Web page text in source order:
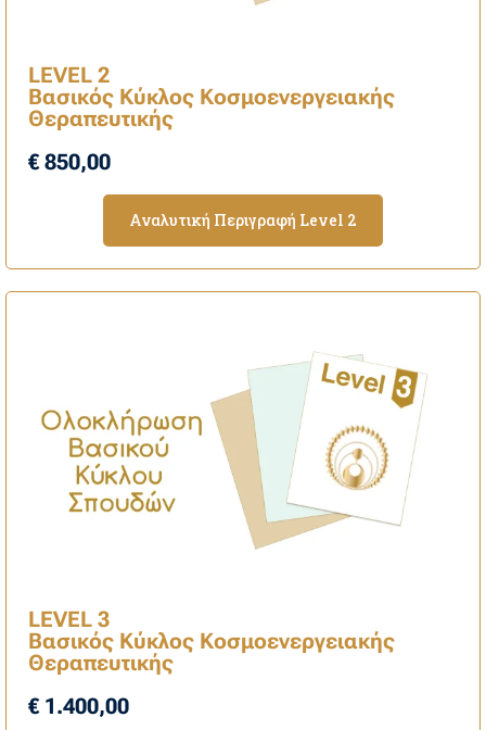
LEVEL 2
Βασικός Κύκλος Κοσμοενεργειακής
Θεραπευτικής
€ 850,00
Αναλυτική Περιγραφή Level 2
LEVEL 3
Βασικός Κύκλος Κοσμοενεργειακής
Θεραπευτικής
€ 1.400,00